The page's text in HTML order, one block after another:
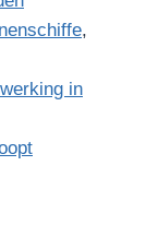
,
in